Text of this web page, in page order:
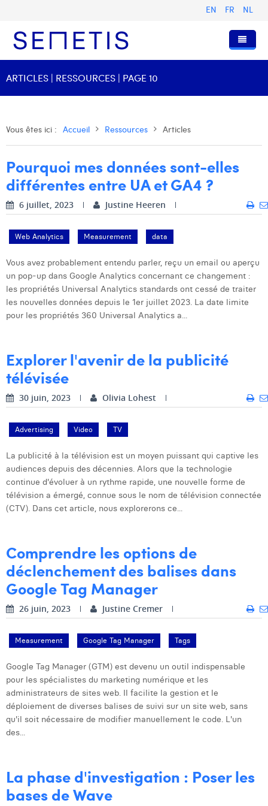
EN FR NL
Services
Digital Business Intelligence
Technologie
Formations
Notre histoire
L'équipe
Anouk Allegaert
Arthur Collard
Camille Servais
Charlie Deschamps
Dhan Claes
Diane Tremouroux
Elio Civalleri
Eliott Pousset
Floriane Defacqz
Hanne Van Loock
Janne Beke
Jonas Geiregat
Justine Cremer
Laura Verhelst
Lena Pignoloni
Leonard Dierickx
Lisa Protin
Lore Fierens
Lotte Vranckx
Louis Nassogne
Margaux Marien
Nos valeurs
Omnicom Media Group
Certifications
Ressources
Articles
Présentations et Cas
Communiqués de presse
Clients
Rejoignez-nous
Digital Business Consultant NL
Digital Business Analyst
Digital Business Intern
Contact
ARTICLES | RESSOURCES | PAGE 10
Vous êtes ici : Accueil Ressources Articles
Pourquoi mes données sont-elles
différentes entre UA et GA4 ?
6 juillet, 2023 Justine Heeren
Web Analytics Measurement data
Vous avez probablement entendu parler, reçu un email ou aperçu
un pop-up dans Google Analytics concernant ce changement :
les propriétés Universal Analytics standards ont cessé de traiter
les nouvelles données depuis le 1er juillet 2023. La date limite
pour les propriétés 360 Universal Analytics a...
Explorer l'avenir de la publicité
télévisée
30 juin, 2023 Olivia Lohest
Advertising Video TV
La publicité à la télévision est un moyen puissant qui captive les
audiences depuis des décennies. Alors que la technologie
continue d'évoluer à un rythme rapide, une nouvelle forme de
télévision a émergé, connue sous le nom de télévision connectée
(CTV). Dans cet article, nous explorerons ce...
Comprendre les options de
déclenchement des balises dans
Google Tag Manager
26 juin, 2023 Justine Cremer
Measurement Google Tag Manager Tags
Google Tag Manager (GTM) est devenu un outil indispensable
pour les spécialistes du marketing numérique et les
administrateurs de sites web. Il facilite la gestion et le
déploiement de diverses balises de suivi sur un site web, sans
qu'il soit nécessaire de modifier manuellement le code. L'un
des...
La phase d'investigation : Poser les
bases de Wave